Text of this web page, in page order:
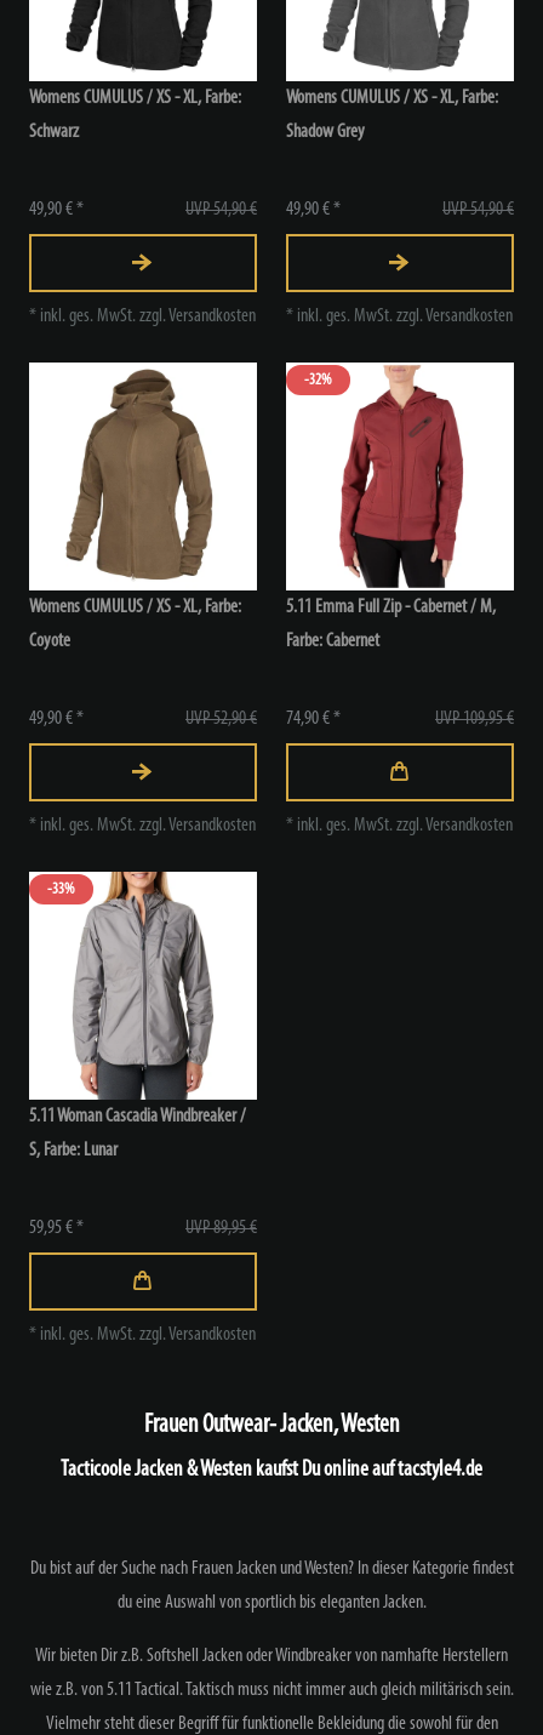
Womens CUMULUS / XS - XL, Farbe:
Schwarz
UVP 54,90 €
49,90 € *
* inkl. ges. MwSt. zzgl.Versandkosten
Womens CUMULUS / XS - XL, Farbe:
Shadow Grey
UVP 54,90 €
49,90 € *
* inkl. ges. MwSt. zzgl.Versandkosten
Womens CUMULUS / XS - XL, Farbe:
Coyote
UVP 52,90 €
49,90 € *
* inkl. ges. MwSt. zzgl.Versandkosten
-32%
5.11 Emma Full Zip - Cabernet / M,
Farbe: Cabernet
UVP 109,95 €
74,90 € *
* inkl. ges. MwSt. zzgl.Versandkosten
-33%
5.11 Woman Cascadia Windbreaker /
S, Farbe: Lunar
UVP 89,95 €
59,95 € *
* inkl. ges. MwSt. zzgl.Versandkosten
Frauen Outwear- Jacken, Westen
Tacticoole Jacken & Westen kaufst Du online auf tacstyle4.de
Du bist auf der Suche nach Frauen Jacken und Westen? In dieser Kategorie findest
du eine Auswahl vonsportlich bis eleganten Jacken.
Wir bieten Dir z.B. Softshell Jacken oder Windbreaker von namhafte Herstellern
wie z.B. von 5.11 Tactical. Taktisch muss nicht immer auch gleich militärisch sein.
Vielmehr steht dieser Begriff für funktionelle Bekleidung die sowohl für den